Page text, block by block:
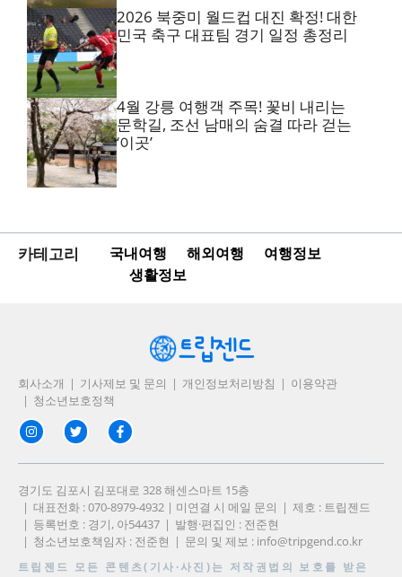
2026 북중미 월드컵 대진 확정! 대한
민국 축구 대표팀 경기 일정 총정리
4월 강릉 여행객 주목! 꽃비 내리는
문학길, 조선 남매의 숨결 따라 걷는
‘이곳’
카테고리 국내여행 해외여행
여행정보
생활정보
회사소개 기사제보 및 문의 개인정보처리방침
이용약관
청소년보호정책
경기도 김포시 김포대로 328 해센스마트 15층
대표전화 : 070-8979-4932 | 미연결 시 메일 문의
제호 : 트립젠드
등록번호 : 경기, 아54437
발행·편집인 : 전준현
청소년보호책임자 : 전준현
문의 및 제보 : info@tripgend.co.kr
트립젠드 모든 콘텐츠(기사·사진)는 저작권법의 보호를 받은